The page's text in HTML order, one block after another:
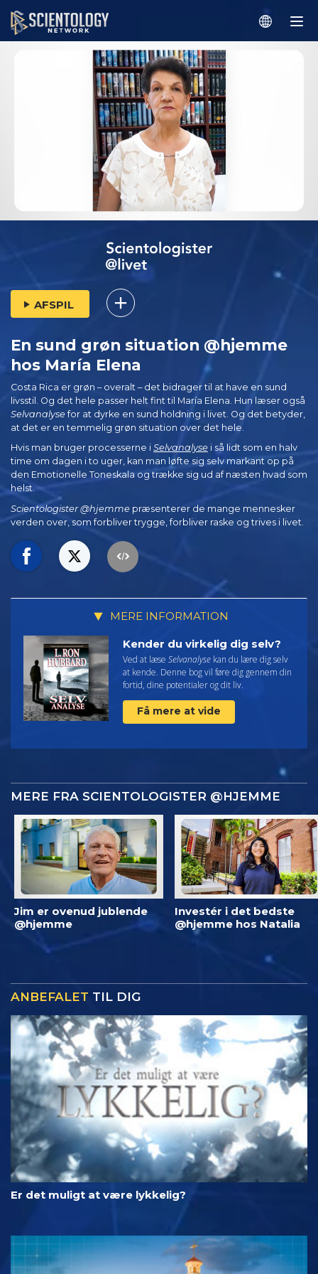
AFSPIL
En sund grøn situation @hjemme
hos María Elena
Costa Rica er grøn – overalt – det bidrager til at have en sund
livsstil. Og det hele passer helt fint til María Elena. Hun læser også
Selvanalysefor at dyrke en sund holdning i livet. Og det betyder,
at det er en temmelig grøn situation over det hele.
Hvis man bruger processerne i Selvanalyse i så lidt som en halv
time om dagen i to uger, kan man løfte sig selv markant op på
den Emotionelle Toneskala og trække sig ud af næsten hvad som
helst.
Scientologister @hjemme præsenterer de mange mennesker
verden over, som forbliver trygge, forbliver raske og trives i livet.
MERE INFORMATION
Kender du virkelig dig selv?
Ved at læse Selvanalyse kan du lære dig selv
at kende. Denne bog vil føre dig gennem din
fortid, dine potentialer og dit liv.
Få mere at vide
MERE FRA SCIENTOLOGISTER @HJEMME
Jim er ovenud jublende
@hjemme
Investér i det bedste
@hjemme hos Natalia
ANBEFALET TIL DIG
Er det muligt at være lykkelig?